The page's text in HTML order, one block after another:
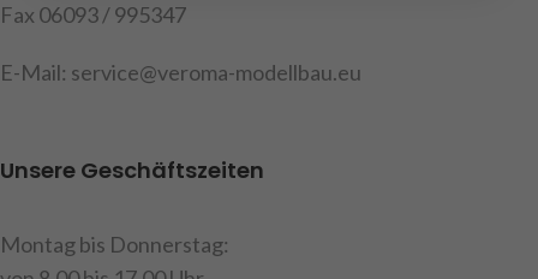
Fax 06093 / 995347
E-Mail: service@veroma-modellbau.eu
Unsere Geschäftszeiten
Montag bis Donnerstag: